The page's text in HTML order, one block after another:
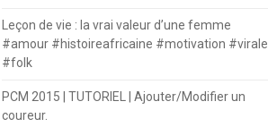
Leçon de vie : la vrai valeur d’une femme
#amour #histoireafricaine #motivation #virale
#folk
PCM 2015 | TUTORIEL | Ajouter/Modifier un
coureur.